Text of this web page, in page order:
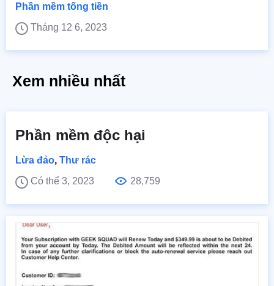
Phần mềm tống tiền
Tháng 12 6, 2023
Xem nhiều nhất
Phần mềm độc hại
Lừa đảo, Thư rác
Có thể 3, 2023
28,759